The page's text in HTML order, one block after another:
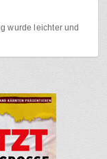
wurde leichter und